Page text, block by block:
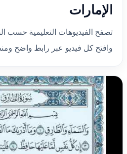
الإمارات
تصفح الفيديوهات التعليمية حسب
وافتح كل فيديو عبر رابط واضح